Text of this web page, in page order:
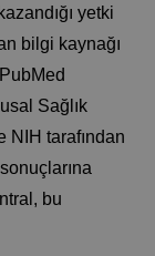
yetki
bilgi kaynağı
Sağlık
NIH tarafından
bu